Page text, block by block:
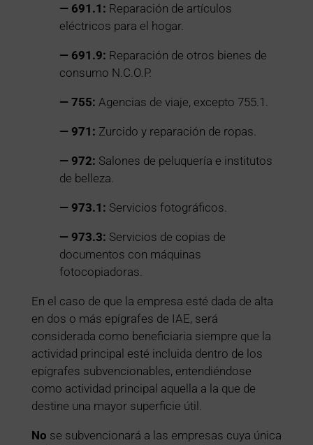
— 691.1: Reparación de artículos
eléctricos para el hogar.
— 691.9: Reparación de otros bienes de
consumo N.C.O.P.
— 755: Agencias de viaje, excepto 755.1.
— 971: Zurcido y reparación de ropas.
— 972: Salones de peluquería e institutos
de belleza.
— 973.1: Servicios fotográficos.
— 973.3: Servicios de copias de
documentos con máquinas
fotocopiadoras.
En el caso de que la empresa esté dada de alta
en dos o más epígrafes de IAE, será
considerada como beneficiaria siempre que la
actividad principal esté incluida dentro de los
epígrafes subvencionables, entendiéndose
como actividad principal aquella a la que de
destine una mayor superficie útil.
No se subvencionará a las empresas cuya única